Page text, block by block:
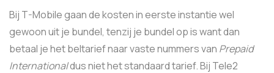
Bij T-Mobile gaan de kosten in eerste instantie wel
gewoon uit je bundel, tenzij je bundel op is want dan
betaal je het beltarief naar vaste nummers van Prepaid
Internationaldus niet het standaard tarief. Bij Tele2